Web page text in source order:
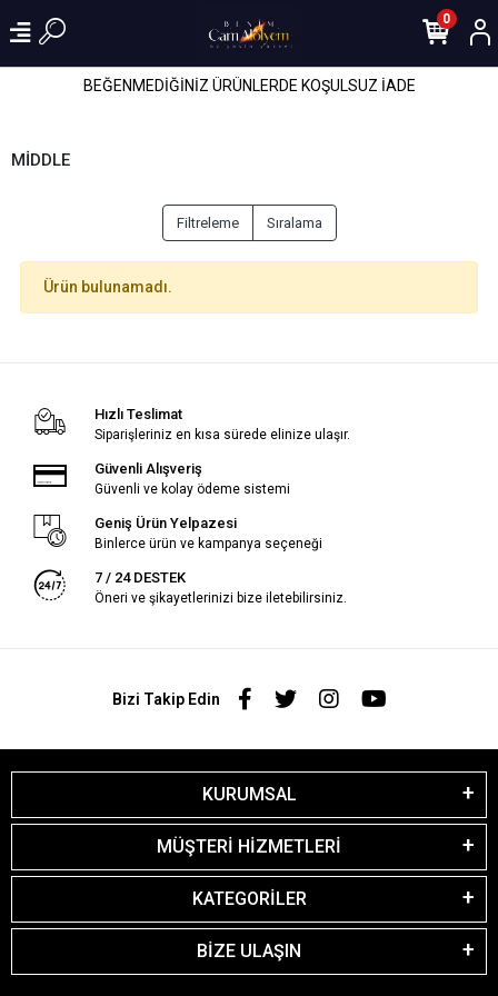
BEĞENMEDİĞİNİZ ÜRÜNLERDE KOŞULSUZ İADE
0
MİDDLE
Filtreleme Sıralama
Ürün bulunamadı.
Hızlı Teslimat
Siparişleriniz en kısa sürede elinize ulaşır.
Güvenli Alışveriş
Güvenli ve kolay ödeme sistemi
Geniş Ürün Yelpazesi
Binlerce ürün ve kampanya seçeneği
7 / 24 DESTEK
Öneri ve şikayetlerinizi bize iletebilirsiniz.
Bizi Takip Edin
KURUMSAL
MÜŞTERİ HİZMETLERİ
KATEGORİLER
BİZE ULAŞIN